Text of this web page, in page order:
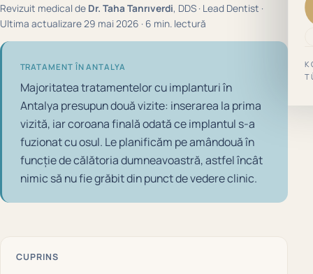
Revizuit medical de Dr. Taha Tanrıverdi, DDS · Lead Dentist ·
Ultima actualizare 29 mai 2026 · 6 min. lectură
TRATAMENT ÎN ANTALYA
Majoritatea tratamentelor cu implanturi în
Antalya presupun două vizite: inserarea la prima
vizită, iar coroana finală odată ce implantul s-a
fuzionat cu osul. Le planificăm pe amândouă în
funcție de călătoria dumneavoastră, astfel încât
nimic să nu fie grăbit din punct de vedere clinic.
CUPRINS